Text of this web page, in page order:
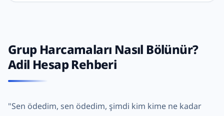
Grup Harcamaları Nasıl Bölünür?
Adil Hesap Rehberi
"Sen ödedim, sen ödedim, şimdi kim kime ne kadar